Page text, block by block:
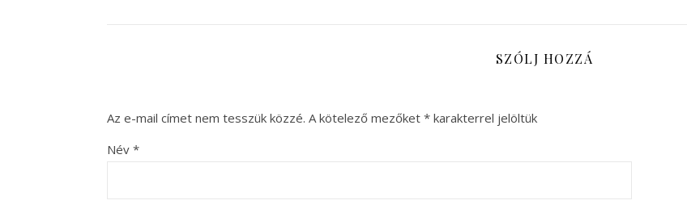
SZÓLJ HOZZÁ
Az e-mail címet nem tesszük közzé. A kötelező mezőket * karakterrel jelöltük
Név *